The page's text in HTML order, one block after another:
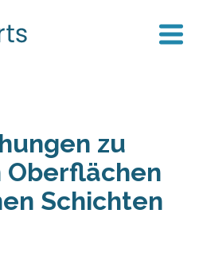
zu
Oberflächen
Schichten